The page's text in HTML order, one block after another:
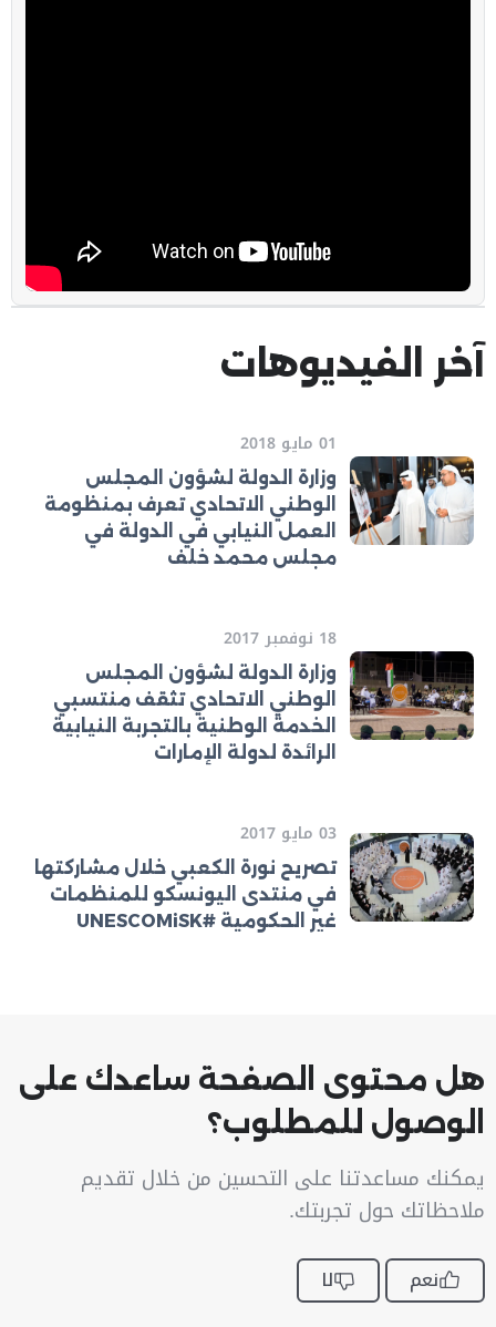
آخر الفيديوهات
01 مايو 2018
وزارة الدولة لشؤون المجلس
الوطني الاتحادي تعرف بمنظومة
العمل النيابي في الدولة في
مجلس محمد خلف
18 نوفمبر 2017
وزارة الدولة لشؤون المجلس
الوطني الاتحادي تثقف منتسبي
الخدمة الوطنية بالتجربة النيابية
الرائدة لدولة الإمارات
03 مايو 2017
تصريح نورة الكعبي خلال مشاركتها
في منتدى اليونسكو للمنظمات
غير الحكومية #UNESCOMiSK
هل محتوى الصفحة ساعدك على
الوصول للمطلوب؟
يمكنك مساعدتنا على التحسين من خلال تقديم
ملاحظاتك حول تجربتك.
نعم لا